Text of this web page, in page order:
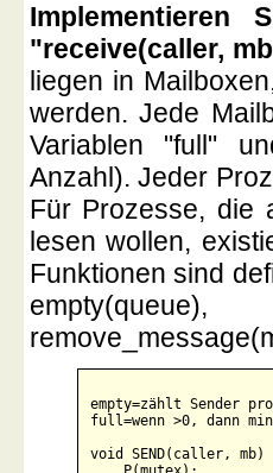
Implementieren
"receive(caller,
liegen in
werden. Jede
Variablen "full"
Anzahl). Jeder
Für Prozesse, die
lesen wollen,
Funktionen sind
empty=zählt Sender
full=wenn >0, dann
void SEND(caller,